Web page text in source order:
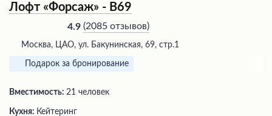
Лофт «Форсаж» - В69
4.9 (2085 отзывов)
Москва, ЦАО, ул. Бакунинская, 69, стр.1
Подарок за бронирование
Вместимость: 21 человек
Кухня: Кейтеринг